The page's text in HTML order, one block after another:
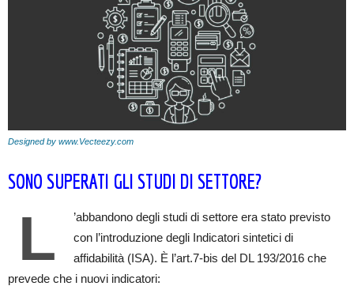
Designed by www.Vecteezy.com
SONO SUPERATI GLI STUDI DI SETTORE?
L
’abbandono degli studi di settore era stato previsto
con l’introduzione degli Indicatori sintetici di
affidabilità (ISA). È l’art.7-bis del DL 193/2016 che
prevede che i nuovi indicatori: